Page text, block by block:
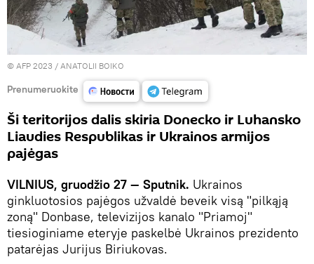
© AFP 2023 / ANATOLII BOIKO
Prenumeruokite
Ši teritorijos dalis skiria Donecko ir Luhansko
Liaudies Respublikas ir Ukrainos armijos
pajėgas
VILNIUS, gruodžio 27 — Sputnik. Ukrainos
ginkluotosios pajėgos užvaldė beveik visą "pilkąją
zoną" Donbase, televizijos kanalo "Priamoj"
tiesioginiame eteryje paskelbė Ukrainos prezidento
patarėjas Jurijus Biriukovas.